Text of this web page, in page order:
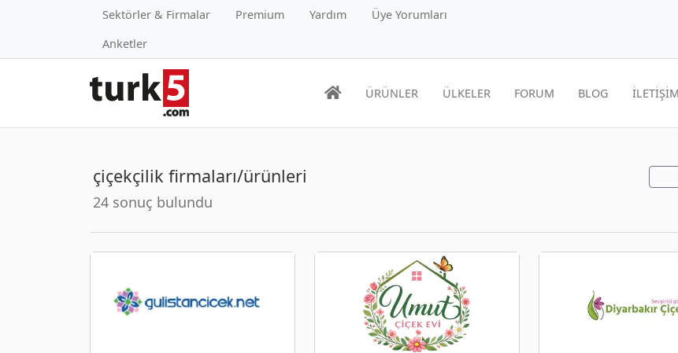
Sektörler & Firmalar Premium Yardım
Üye Yorumları
Anketler
ÜRÜNLER ÜLKELER FORUM BLOG İLETİŞİM
çiçekçilik firmaları/ürünleri
24 sonuç bulundu